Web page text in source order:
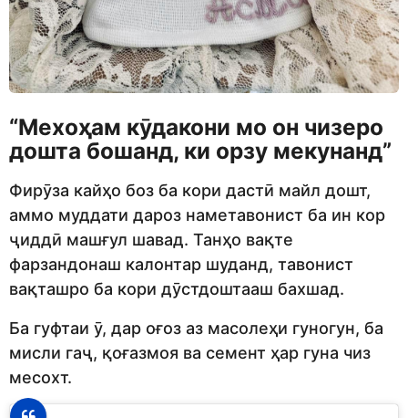
“Мехоҳам кӯдакони мо он чизеро
дошта бошанд, ки орзу мекунанд”
Фирӯза кайҳо боз ба кори дастӣ майл дошт,
аммо муддати дароз наметавонист ба ин кор
ҷиддӣ машғул шавад. Танҳо вақте
фарзандонаш калонтар шуданд, тавонист
вақташро ба кори дӯстдоштааш бахшад.
Ба гуфтаи ӯ, дар оғоз аз масолеҳи гуногун, ба
мисли гаҷ, қоғазмоя ва семент ҳар гуна чиз
месохт.